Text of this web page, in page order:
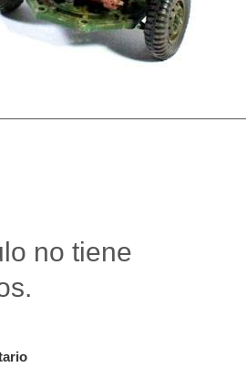
no tiene